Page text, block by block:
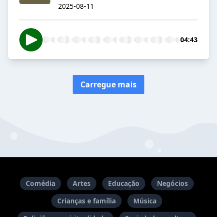
2025-08-11
04:43
Carregue mais
Comédia Artes Educação
Negócios
Crianças e família
Música